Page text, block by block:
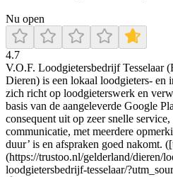
Nu open
4.7
V.O.F. Loodgietersbedrijf Tesselaar
Dieren) is een lokaal loodgieters- en
zich richt op loodgieterswerk en
basis van de aangeleverde Google
consequent uit op zeer snelle
communicatie, met meerdere
duur’ is en afspraken goed nakomt.
(https://trustoo.nl/gelderland/dieren/
loodgietersbedrijf-tesselaar/